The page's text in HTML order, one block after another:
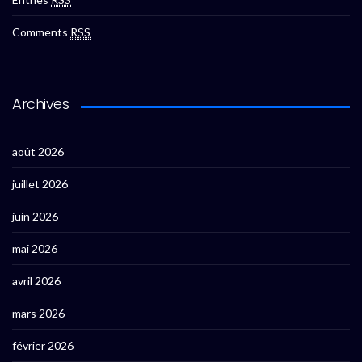
Comments RSS
Archives
août 2026
juillet 2026
juin 2026
mai 2026
avril 2026
mars 2026
février 2026